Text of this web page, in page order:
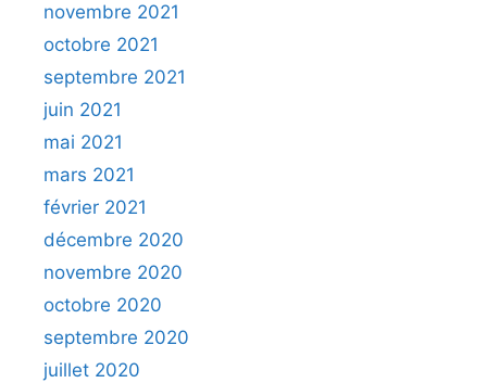
novembre 2021
octobre 2021
septembre 2021
juin 2021
mai 2021
mars 2021
février 2021
décembre 2020
novembre 2020
octobre 2020
septembre 2020
juillet 2020